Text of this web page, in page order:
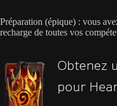
Préparation (épique) : vous
recharge de toutes vos
Obtenez
pour